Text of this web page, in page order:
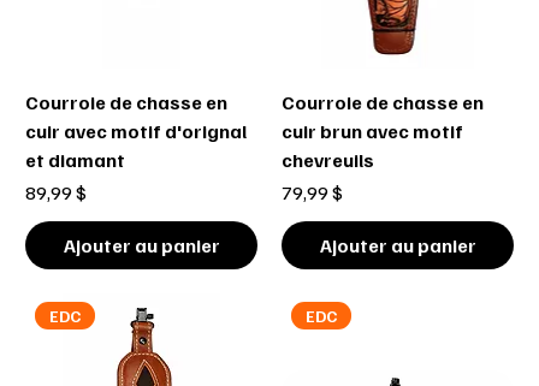
Courroie de chasse en
cuir avec motif d'orignal
et diamant
Prix
89,99 $
Ajouter au panier
Courroie de chasse en
cuir brun avec motif
chevreuils
Prix
79,99 $
Ajouter au panier
EDC EDC